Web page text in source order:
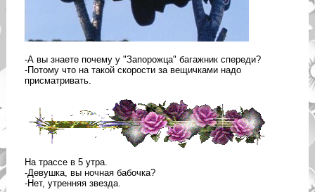
-А вы знаете почему у "Запорожца" багажник спереди?
-Потому что на такой скорости за вещичками надо
присматривать.
На трассе в 5 утра.
-Девушка, вы ночная бабочка?
-Нет, утренняя звезда.